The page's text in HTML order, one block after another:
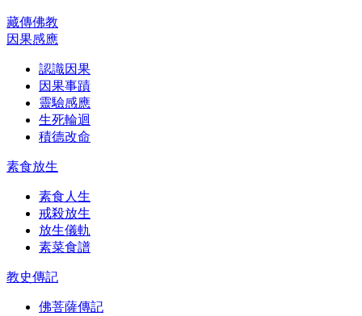
藏傳佛教
因果感應
認識因果
因果事蹟
靈驗感應
生死輪迴
積德改命
素食放生
素食人生
戒殺放生
放生儀軌
素菜食譜
教史傳記
佛菩薩傳記